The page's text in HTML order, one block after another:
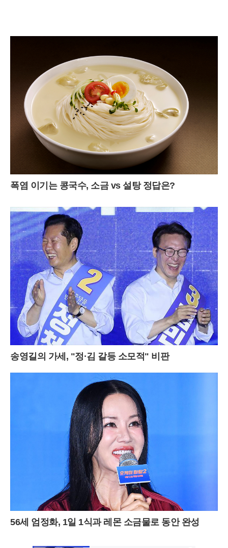
폭염 이기는 콩국수, 소금 vs 설탕 정답은?
송영길의 가세, "정·김 갈등 소모적" 비판
56세 엄정화, 1일 1식과 레몬 소금물로 동안 완성